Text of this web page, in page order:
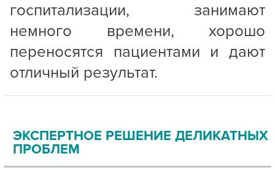
госпитализации, занимают
немного времени, хорошо
переносятся пациентами и дают
отличный результат.
ЭКСПЕРТНОЕ РЕШЕНИЕ ДЕЛИКАТНЫХ
ПРОБЛЕМ